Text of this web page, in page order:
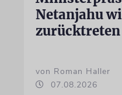
Netanjahu
von Roman Haller
07.08.2026